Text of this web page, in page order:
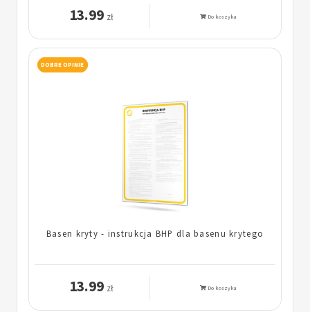
13.99 zł Do koszyka
DOBRE OPINIE
Basen kryty - instrukcja BHP dla basenu krytego
13.99 zł Do koszyka